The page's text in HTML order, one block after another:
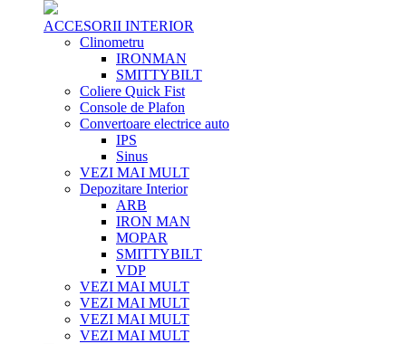
ACCESORII INTERIOR
Clinometru
IRONMAN
SMITTYBILT
Coliere Quick Fist
Console de Plafon
Convertoare electrice auto
IPS
Sinus
VEZI MAI MULT
Depozitare Interior
ARB
IRON MAN
MOPAR
SMITTYBILT
VDP
VEZI MAI MULT
VEZI MAI MULT
VEZI MAI MULT
VEZI MAI MULT